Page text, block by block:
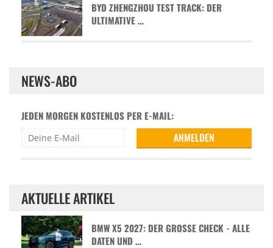
BYD ZHENGZHOU TEST TRACK: DER
ULTIMATIVE …
NEWS-ABO
JEDEN MORGEN KOSTENLOS PER E-MAIL:
AKTUELLE ARTIKEL
BMW X5 2027: DER GROSSE CHECK - ALLE D
ATEN UND …